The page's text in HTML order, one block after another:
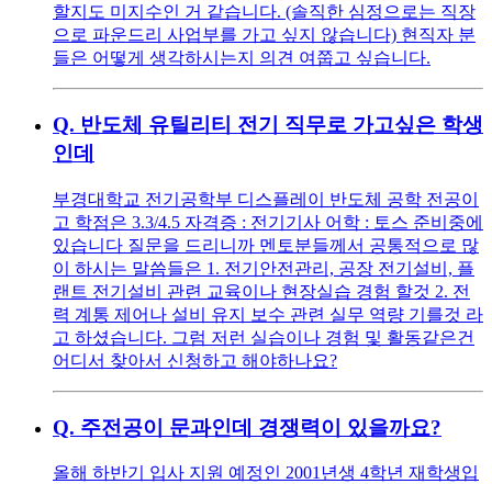
할지도 미지수인 거 같습니다. (솔직한 심정으로는 직장
으로 파운드리 사업부를 가고 싶지 않습니다) 현직자 분
들은 어떻게 생각하시는지 의견 여쭙고 싶습니다.
Q. 반도체 유틸리티 전기 직무로 가고싶은 학생
인데
부경대학교 전기공학부 디스플레이 반도체 공학 전공이
고 학점은 3.3/4.5 자격증 : 전기기사 어학 : 토스 준비중에
있습니다 질문을 드리니까 멘토분들께서 공통적으로 많
이 하시는 말씀들은 1. 전기안전관리, 공장 전기설비, 플
랜트 전기설비 관련 교육이나 현장실습 경험 할것 2. 전
력 계통 제어나 설비 유지 보수 관련 실무 역량 기를것 라
고 하셨습니다. 그럼 저런 실습이나 경험 및 활동같은건
어디서 찾아서 신청하고 해야하나요?
Q. 주전공이 문과인데 경쟁력이 있을까요?
올해 하반기 입사 지원 예정인 2001년생 4학년 재학생입